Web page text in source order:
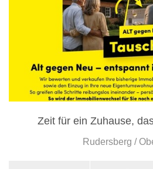
Zeit für ein Zuhause,
Rudersberg /